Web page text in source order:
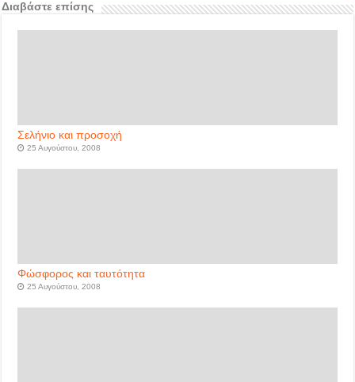
Διαβάστε επίσης
Σελήνιο και προσοχή
25 Αυγούστου, 2008
Φώσφορος και ταυτότητα
25 Αυγούστου, 2008